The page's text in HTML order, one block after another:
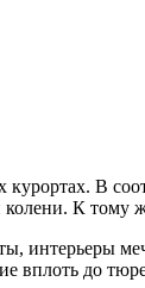
курортах. В
К тому
интерьеры
вплоть до